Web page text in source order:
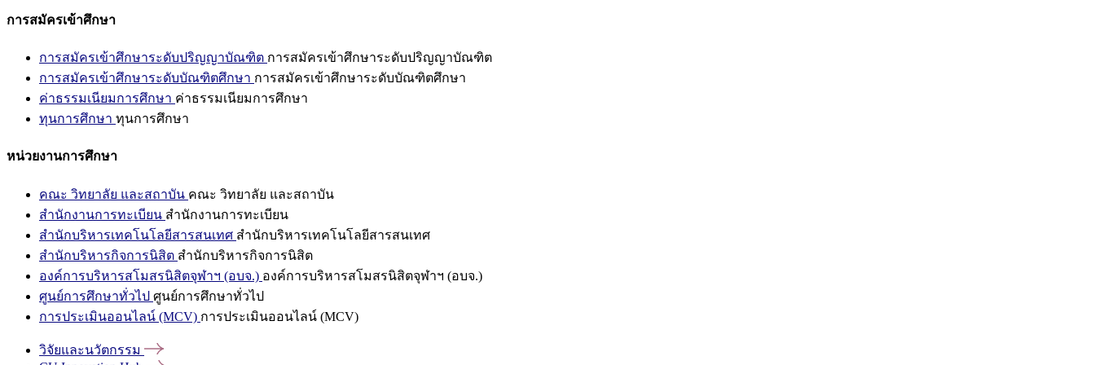
การสมัครเข้าศึกษา
การสมัครเข้าศึกษาระดับปริญญาบัณฑิต การสมัครเข้าศึกษาระดับปริญญาบัณฑิต
การสมัครเข้าศึกษาระดับบัณฑิตศึกษา การสมัครเข้าศึกษาระดับบัณฑิตศึกษา
ค่าธรรมเนียมการศึกษา ค่าธรรมเนียมการศึกษา
ทุนการศึกษา ทุนการศึกษา
หน่วยงานการศึกษา
คณะ วิทยาลัย และสถาบัน คณะ วิทยาลัย และสถาบัน
สำนักงานการทะเบียน สำนักงานการทะเบียน
สำนักบริหารเทคโนโลยีสารสนเทศ สำนักบริหารเทคโนโลยีสารสนเทศ
สำนักบริหารกิจการนิสิต สำนักบริหารกิจการนิสิต
องค์การบริหารสโมสรนิสิตจุฬาฯ (อบจ.) องค์การบริหารสโมสรนิสิตจุฬาฯ (อบจ.)
ศูนย์การศึกษาทั่วไป ศูนย์การศึกษาทั่วไป
การประเมินออนไลน์ (MCV) การประเมินออนไลน์ (MCV)
วิจัยและนวัตกรรม